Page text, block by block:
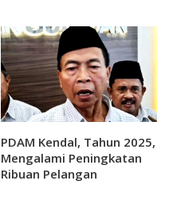
PDAM Kendal, Tahun 2025,
Mengalami Peningkatan
Ribuan Pelangan